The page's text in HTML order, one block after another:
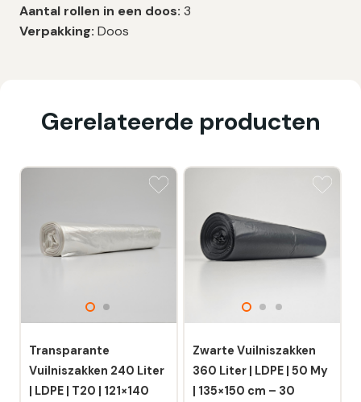
Aantal rollen in een doos: 3
Verpakking: Doos
Gerelateerde producten
Transparante
Vuilniszakken 240 Liter
| LDPE | T20 | 121×140
Zwarte Vuilniszakken
360 Liter | LDPE | 50 My
| 135×150 cm – 30